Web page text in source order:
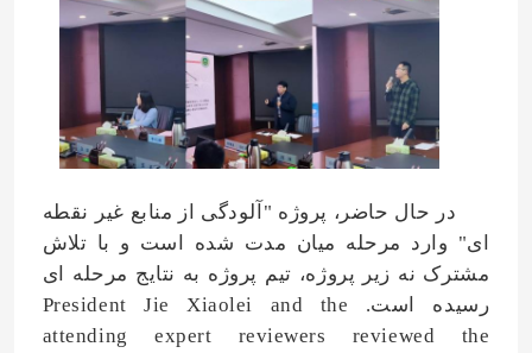
تور کارخانه
کنترل کیفیت
با ما تماس بگیرید
در حال حاضر، پروژه "آلودگی از منابع غیر نقطه
ای" وارد مرحله میان مدت شده است و با تلاش
مشترک نه زیر پروژه، تیم پروژه به نتایج مرحله ای
رسیده است. President Jie Xiaolei and the
attending expert reviewers reviewed the